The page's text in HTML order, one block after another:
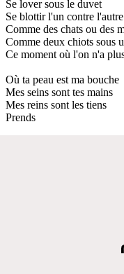
Se lover sous le duvet
Se blottir l'un contre l'autre
Comme des chats ou des
Comme deux chiots sous
Ce moment où l'on n'a
Où ta peau est ma bouche
Mes seins sont tes mains
Mes reins sont les tiens
Prends